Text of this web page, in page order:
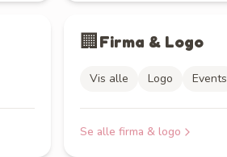
🏢Firma & Logo
Vis alle Logo Events
Se alle firma & logo